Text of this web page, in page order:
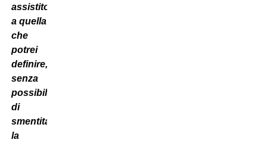
assistito
a quella
che
potrei
definire,
senza
possibilità
di
smentita,
la